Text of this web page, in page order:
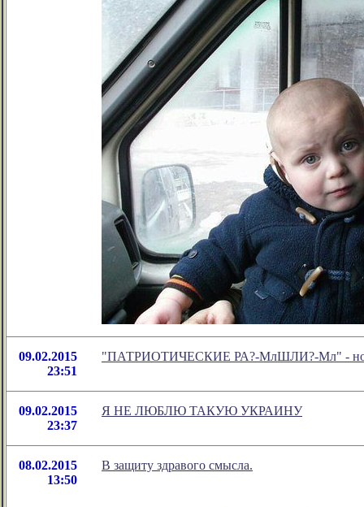
09.02.2015
23:51
"ПАТРИОТИЧЕСКИЕ РА?-МлШЛИ?-Мл" -
09.02.2015
23:37
Я НЕ ЛЮБЛЮ ТАКУЮ УКРАИНУ
08.02.2015
13:50
В защиту здравого смысла.